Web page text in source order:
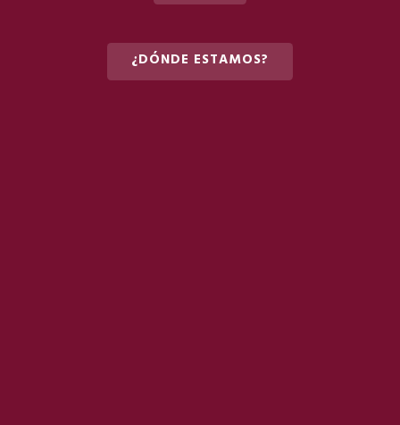
¿DÓNDE ESTAMOS?